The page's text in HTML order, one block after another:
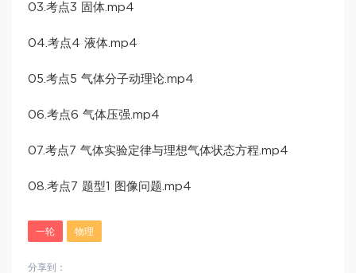
03.考点3 固体.mp4
04.考点4 液体.mp4
05.考点5 气体分子动理论.mp4
06.考点6 气体压强.mp4
07.考点7 气体实验定律与理想气体状态方程.mp4
08.考点7 题型1 图像问题.mp4
一轮 物理
分享到：